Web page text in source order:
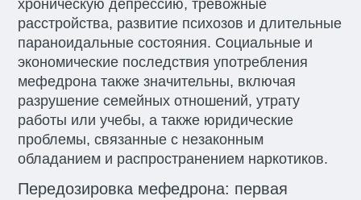
хроническую депрессию, тревожные
расстройства, развитие психозов и длительные
параноидальные состояния. Социальные и
экономические последствия употребления
мефедрона также значительны, включая
разрушение семейных отношений, утрату
работы или учебы, а также юридические
проблемы, связанные с незаконным
обладанием и распространением наркотиков.
Передозировка мефедрона: первая